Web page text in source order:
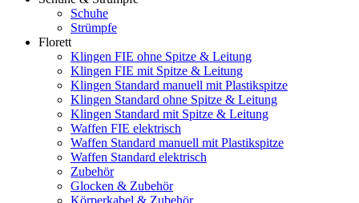
Schuhe
Strümpfe
Florett
Klingen FIE ohne Spitze & Leitung
Klingen FIE mit Spitze & Leitung
Klingen Standard manuell mit Plastikspitze
Klingen Standard ohne Spitze & Leitung
Klingen Standard mit Spitze & Leitung
Waffen FIE elektrisch
Waffen Standard manuell mit Plastikspitze
Waffen Standard elektrisch
Zubehör
Glocken & Zubehör
Körperkabel & Zubehör